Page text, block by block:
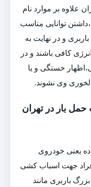
علاوه بر موارد نام
توانایی مناسب
و در نهایت به
کافی باشند و در
خستگی و یا
وی نشوند.
حمل بار در تهران
یعنی خودروی
جهت اسباب کشی
باربری مانند